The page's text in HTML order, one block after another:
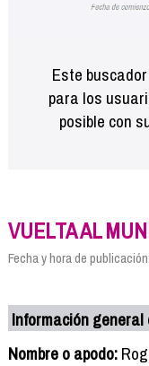
Este
para los
posible con
VUELTA AL
Fecha y hora de
Información
Nombre o apodo: